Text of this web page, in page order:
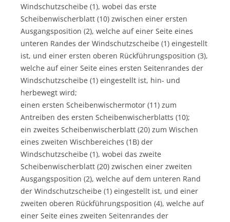
Windschutzscheibe (1), wobei das erste
Scheibenwischerblatt (10) zwischen einer ersten
Ausgangsposition (2), welche auf einer Seite eines
unteren Randes der Windschutzscheibe (1) eingestellt
ist, und einer ersten oberen Rückführungsposition (3),
welche auf einer Seite eines ersten Seitenrandes der
Windschutzscheibe (1) eingestellt ist, hin- und
herbewegt wird;
einen ersten Scheibenwischermotor (11) zum
Antreiben des ersten Scheibenwischerblatts (10);
ein zweites Scheibenwischerblatt (20) zum Wischen
eines zweiten Wischbereiches (1B) der
Windschutzscheibe (1), wobei das zweite
Scheibenwischerblatt (20) zwischen einer zweiten
Ausgangsposition (2), welche auf dem unteren Rand
der Windschutzscheibe (1) eingestellt ist, und einer
zweiten oberen Rückführungsposition (4), welche auf
einer Seite eines zweiten Seitenrandes der